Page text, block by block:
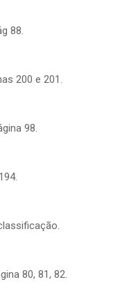
88.
200 e 201.
98.
80, 81, 82.